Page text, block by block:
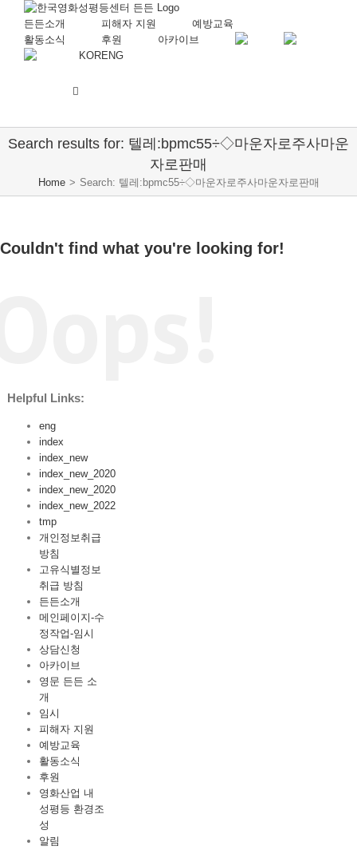
든든소개 피해자 지원
예방교육
활동소식
후원
아카이브
KORENG
Search results for: 텔레:bpmc55÷◇마운자로주사마운
자로판매
Home > Search: 텔레:bpmc55÷◇마운자로주사마운자로판매
Couldn't find what you're looking for!
Helpful Links:
eng
index
index_new
index_new_2020
index_new_2020
index_new_2022
tmp
개인정보취급
방침
고유식별정보
취급 방침
든든소개
메인페이지-수
정작업-임시
상담신청
아카이브
영문 든든 소
개
임시
피해자 지원
예방교육
활동소식
후원
영화산업 내
성평등 환경조
성
알림